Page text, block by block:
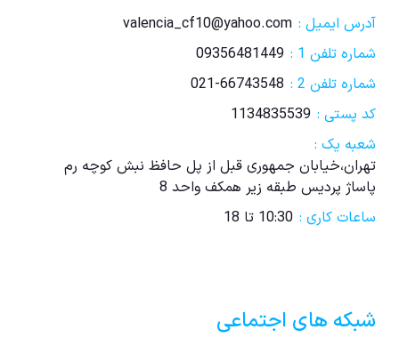
آدرس ایمیل : valencia_cf10@yahoo.com
شماره تلفن 1 :
09356481449
شماره تلفن 2 :
021-66743548
کد پستی : 1134835539
شعبه یک :
تهران،خیابان جمهوری قبل از پل حافظ نبش کوچه رم
پاساژ پردیس طبقه زیر همکف واحد 8
ساعات کاری : 10:30 تا 18
شبکه های اجتماعی